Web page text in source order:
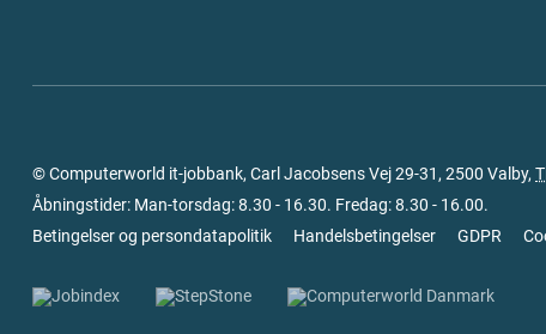
© Computerworld it-jobbank, Carl Jacobsens Vej 29-31, 2500 Valby,
Åbningstider: Man-torsdag: 8.30 - 16.30. Fredag: 8.30 - 16.00.
Betingelser og persondatapolitik
Handelsbetingelser GDPR